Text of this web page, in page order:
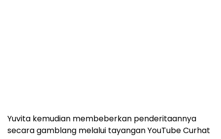
Yuvita kemudian membeberkan penderitaannya
secara gamblang melalui tayangan YouTube Curhat